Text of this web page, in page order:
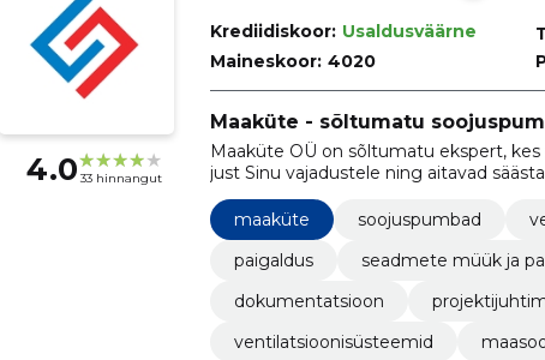
4.0 33 hinnangut
Krediidiskoor: Usaldusväärne
Maineskoor: 4020
Maaküte - sõltumatu
Maaküte OÜ on sõltumatu ekspert,
just Sinu vajadustele ning aitavad
maaküte
soojuspumbad
paigaldus
seadmete müük ja
dokumentatsioon
ventilatsioonisüsteemid